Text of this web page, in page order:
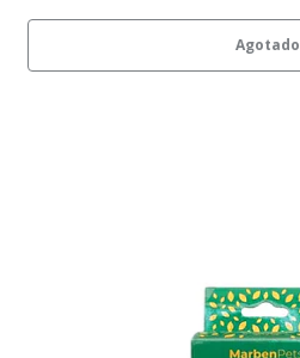
Agotado